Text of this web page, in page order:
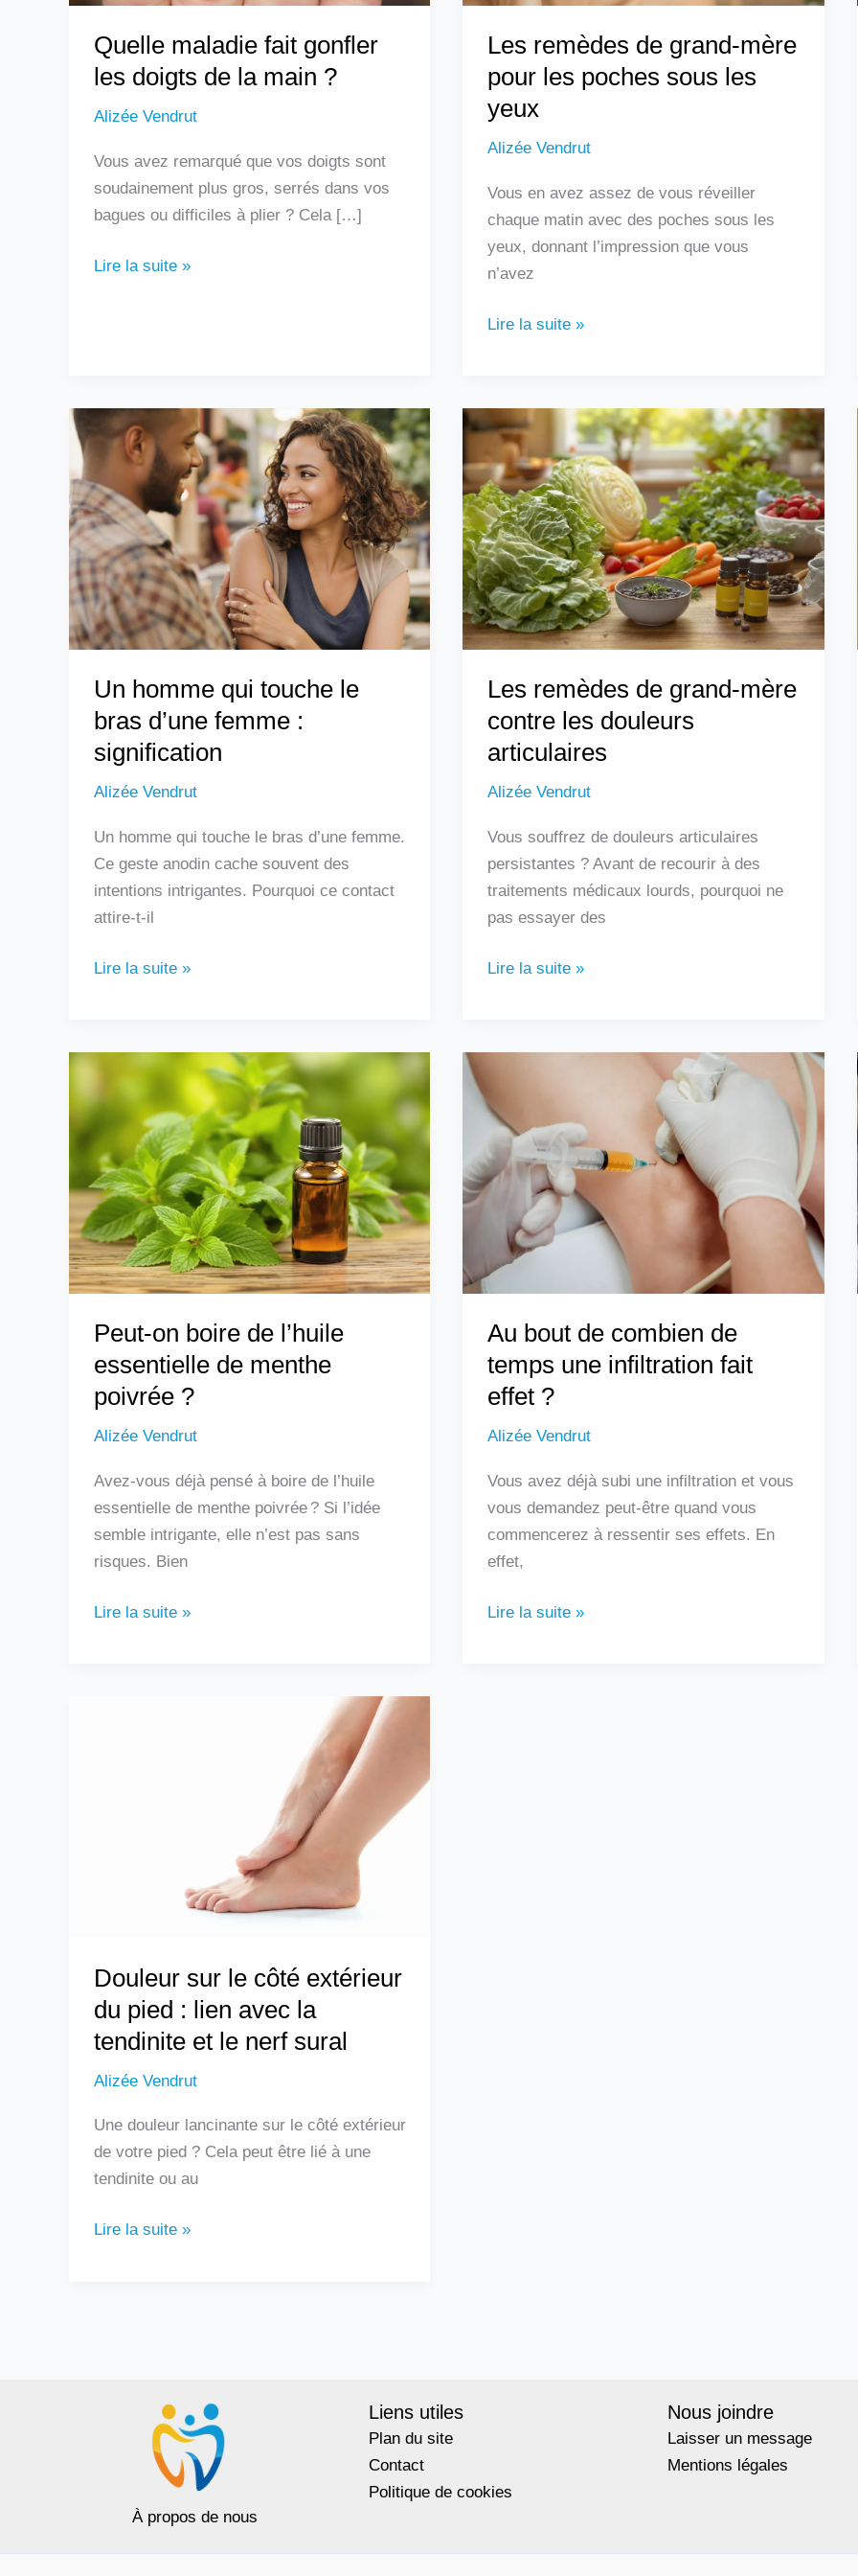
Quelle maladie fait gonfler
les doigts de la main ?
Alizée Vendrut
Vous avez remarqué que vos doigts sont
soudainement plus gros, serrés dans vos
bagues ou difficiles à plier ? Cela […]
Lire la suite »
Les remèdes de grand-mère
pour les poches sous les
yeux
Alizée Vendrut
Vous en avez assez de vous réveiller
chaque matin avec des poches sous les
yeux, donnant l’impression que vous
n’avez
yeux
Lire la suite »
Un homme qui touche le
bras d’une femme :
signification
Alizée Vendrut
Un homme qui touche le bras d’une femme.
Ce geste anodin cache souvent des
intentions intrigantes. Pourquoi ce contact
attire-t-il
Un
homme
touche
le
bras
d’une
femme
:
Lire la suite »
Les remèdes de grand-mère
contre les douleurs
articulaires
Alizée Vendrut
Vous souffrez de douleurs articulaires
persistantes ? Avant de recourir à des
traitements médicaux lourds, pourquoi ne
pas essayer des
Les
remèdes
de
grand-
mère
contre
les
douleurs
articulaires
Lire la suite »
Peut-on boire de l’huile
essentielle de menthe
poivrée ?
Alizée Vendrut
Avez-vous déjà pensé à boire de l’huile
essentielle de menthe poivrée ? Si l’idée
semble intrigante, elle n’est pas sans
risques. Bien
Peut-
boire
l’huile
essentielle
de
menthe
poivrée
Lire la suite »
Au bout de combien de
temps une infiltration fait
effet ?
Alizée Vendrut
Vous avez déjà subi une infiltration et vous
vous demandez peut-être quand vous
commencerez à ressentir ses effets. En
effet,
de
combien
de
temps
une
infiltration
fait
?
Lire la suite »
Douleur sur le côté extérieur
du pied : lien avec la
tendinite et le nerf sural
Alizée Vendrut
Une douleur lancinante sur le côté extérieur
de votre pied ? Cela peut être lié à une
tendinite ou au
la
tendinite
et
nerf
Lire la suite »
À propos de nous
Liens utiles
Plan du site
Contact
Politique de cookies
Nous joindre
Laisser un message
Mentions légales